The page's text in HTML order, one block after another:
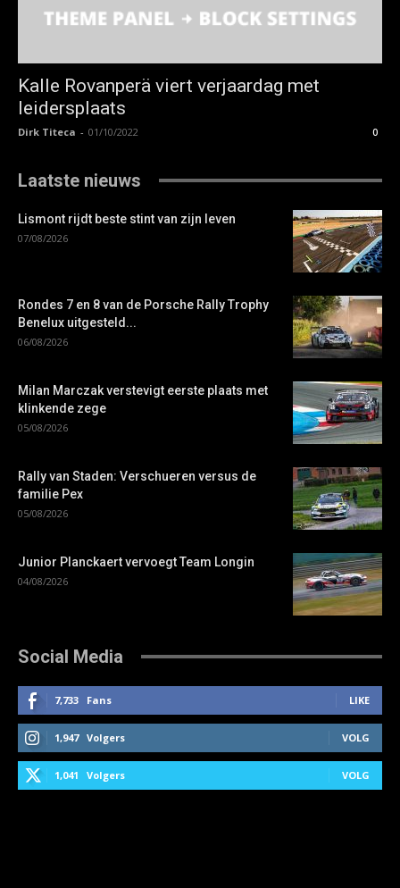
Kalle Rovanperä viert verjaardag met
leidersplaats
Dirk Titeca - 01/10/2022 0
Laatste nieuws
Lismont rijdt beste stint van zijn leven
07/08/2026
Rondes 7 en 8 van de Porsche Rally Trophy
Benelux uitgesteld...
06/08/2026
Milan Marczak verstevigt eerste plaats met
klinkende zege
05/08/2026
Rally van Staden: Verschueren versus de
familie Pex
05/08/2026
Junior Planckaert vervoegt Team Longin
04/08/2026
Social Media
7,733 Fans LIKE
1,947 Volgers VOLG
1,041 Volgers VOLG